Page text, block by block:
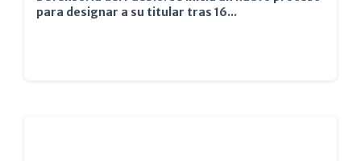
para designar a su titular tras 16...